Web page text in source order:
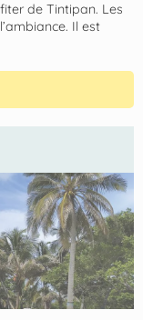
de Tintipan. Les
Il est